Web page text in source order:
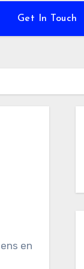
Get In Touch